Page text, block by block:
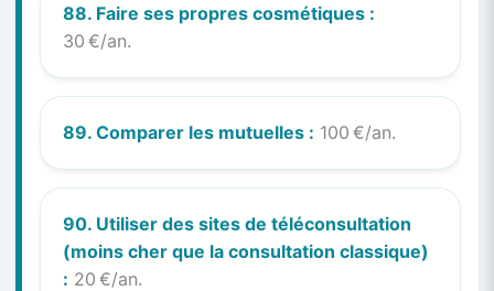
88. Faire ses propres cosmétiques :
30 €/an.
89. Comparer les mutuelles : 100 €/an.
90. Utiliser des sites de téléconsultation
(moins cher que la consultation classique)
: 20 €/an.